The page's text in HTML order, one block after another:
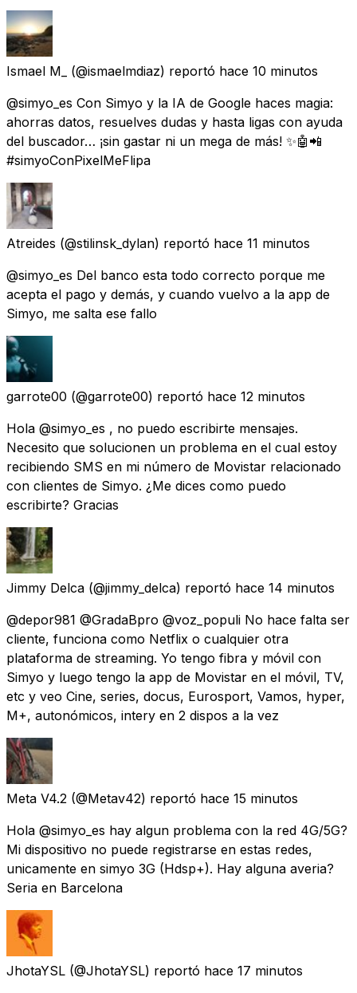
Ismael M_ (@ismaelmdiaz) reportó hace 10 minutos
@simyo_es Con Simyo y la IA de Google haces magia:
ahorras datos, resuelves dudas y hasta ligas con ayuda
del buscador… ¡sin gastar ni un mega de más! ✨🤖📲
#simyoConPixelMeFlipa
Atreides (@stilinsk_dylan) reportó hace 11 minutos
@simyo_es Del banco esta todo correcto porque me
acepta el pago y demás, y cuando vuelvo a la app de
Simyo, me salta ese fallo
garrote00 (@garrote00) reportó hace 12 minutos
Hola @simyo_es , no puedo escribirte mensajes.
Necesito que solucionen un problema en el cual estoy
recibiendo SMS en mi número de Movistar relacionado
con clientes de Simyo. ¿Me dices como puedo
escribirte? Gracias
Jimmy Delca (@jimmy_delca) reportó hace 14 minutos
@depor981 @GradaBpro @voz_populi No hace falta ser
cliente, funciona como Netflix o cualquier otra
plataforma de streaming. Yo tengo fibra y móvil con
Simyo y luego tengo la app de Movistar en el móvil, TV,
etc y veo Cine, series, docus, Eurosport, Vamos, hyper,
M+, autonómicos, intery en 2 dispos a la vez
Meta V4.2 (@Metav42) reportó hace 15 minutos
Hola @simyo_es hay algun problema con la red 4G/5G?
Mi dispositivo no puede registrarse en estas redes,
unicamente en simyo 3G (Hdsp+). Hay alguna averia?
Seria en Barcelona
JhotaYSL (@JhotaYSL) reportó hace 17 minutos